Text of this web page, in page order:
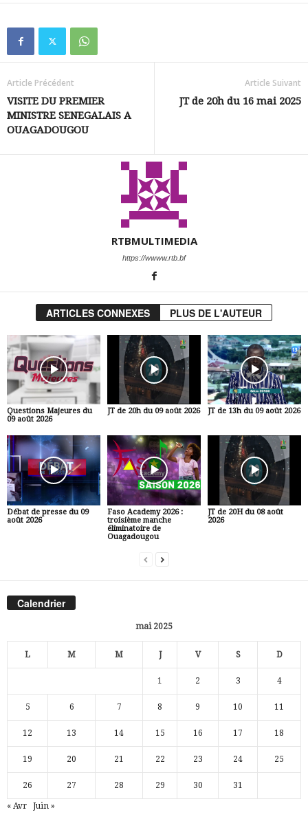
Article Précédent
VISITE DU PREMIER
MINISTRE SENEGALAIS A
OUAGADOUGOU
Article Suivant
JT de 20h du 16 mai 2025
RTBMULTIMEDIA
https://wwww.rtb.bf
ARTICLES CONNEXES PLUS DE L'AUTEUR
Questions Majeures du
09 août 2026
JT de 20h du 09 août 2026 JT de 13h du 09 août 2026
Débat de presse du 09
août 2026
Faso Academy 2026 :
troisième manche
éliminatoire de
Ouagadougou
JT de 20H du 08 août
2026
Calendrier
mai 2025
L M M J V S D
1 2 3 4
5 6 7 8 9 10 11
12 13 14 15 16 17 18
19 20 21 22 23 24 25
26 27 28 29 30 31
« Avr Juin »